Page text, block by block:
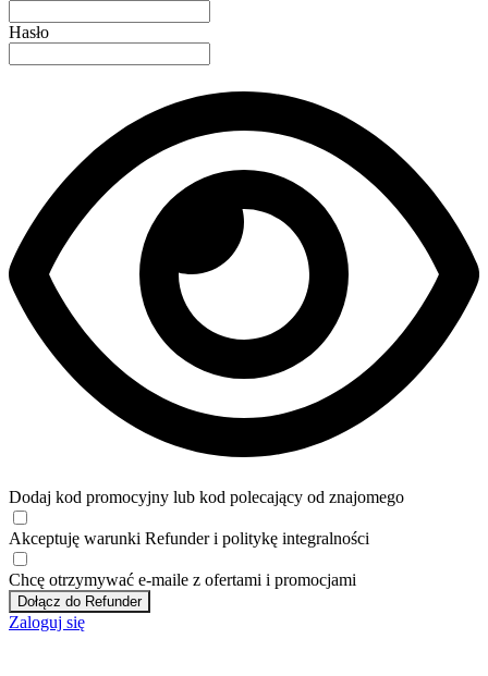
Hasło
Dodaj kod promocyjny lub kod polecający od znajomego
Akceptuję warunki Refunder i politykę integralności
Chcę otrzymywać e-maile z ofertami i promocjami
Dołącz do Refunder
Zaloguj się